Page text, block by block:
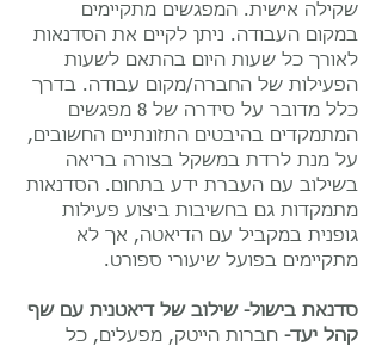
שקילה אישית. המפגשים מתקיימים
במקום העבודה. ניתן לקיים את הסדנאות
לאורך כל שעות היום בהתאם לשעות
הפעילות של החברה/מקום עבודה. בדרך
כלל מדובר על סידרה של 8 מפגשים
המתמקדים בהיבטים התזונתיים החשובים,
על מנת לרדת במשקל בצורה בריאה
בשילוב עם העברת ידע בתחום. הסדנאות
מתמקדות גם בחשיבות ביצוע פעילות
גופנית במקביל עם הדיאטה, אך לא
מתקיימים בפועל שיעורי ספורט.
סדנאת בישול- שילוב של דיאטנית עם שף
קהל יעד- חברות הייטק, מפעלים, כל